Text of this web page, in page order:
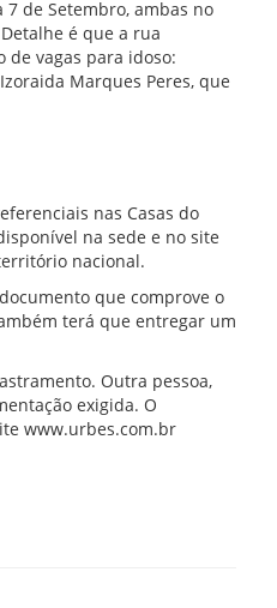
de Setembro, ambas no
é que a rua
de vagas para idoso:
Marques Peres, que
nas Casas do
na sede e no site
nacional.
que comprove o
terá que entregar um
Outra pessoa,
exigida. O
www.urbes.com.br